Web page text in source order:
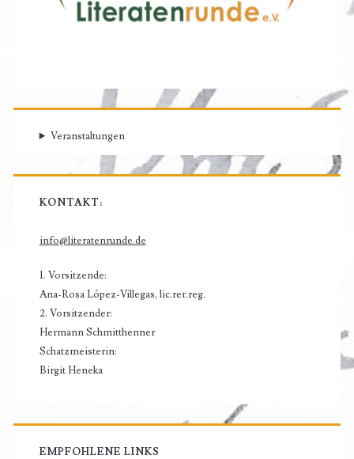
Veranstaltungen
KONTAKT:
info@literatenrunde.de
1. Vorsitzende:
Ana-Rosa López-Villegas, lic.rer.reg.
2. Vorsitzender:
Hermann Schmitthenner
Schatzmeisterin:
Birgit Heneka
EMPFOHLENE LINKS